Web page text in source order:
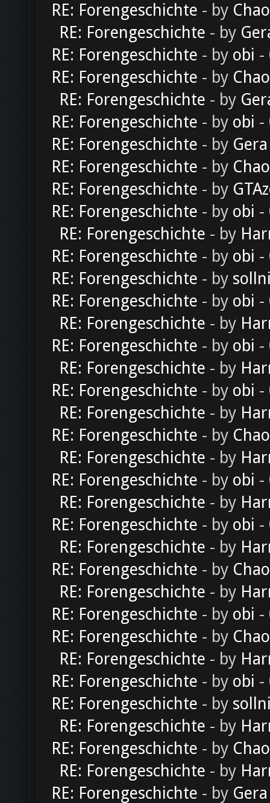
RE: Forengeschichte - by
RE: Forengeschichte - by
RE: Forengeschichte - by obi -
RE: Forengeschichte - by
RE: Forengeschichte - by
RE: Forengeschichte - by obi -
RE: Forengeschichte - by Gera
RE: Forengeschichte - by
RE: Forengeschichte - by
RE: Forengeschichte - by obi -
RE: Forengeschichte - by
RE: Forengeschichte - by obi -
RE: Forengeschichte - by
RE: Forengeschichte - by obi -
RE: Forengeschichte - by
RE: Forengeschichte - by obi -
RE: Forengeschichte - by
RE: Forengeschichte - by obi -
RE: Forengeschichte - by
RE: Forengeschichte - by
RE: Forengeschichte - by
RE: Forengeschichte - by obi -
RE: Forengeschichte - by
RE: Forengeschichte - by obi -
RE: Forengeschichte - by
RE: Forengeschichte - by
RE: Forengeschichte - by
RE: Forengeschichte - by obi -
RE: Forengeschichte - by
RE: Forengeschichte - by
RE: Forengeschichte - by obi -
RE: Forengeschichte - by
RE: Forengeschichte - by
RE: Forengeschichte - by
RE: Forengeschichte - by
RE: Forengeschichte - by Gera